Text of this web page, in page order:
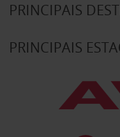
PRINCIPAIS
PRINCIPAIS